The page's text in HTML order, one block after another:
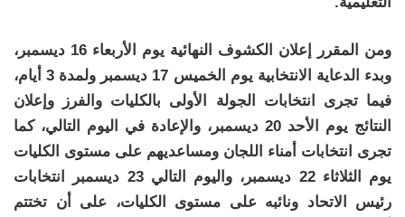
ومن المقرر إعلان الكشوف النهائية يوم الأربعاء 16 ديسمبر،
وبدء الدعاية الانتخابية يوم الخميس 17 ديسمبر ولمدة 3 أيام،
فيما تجرى انتخابات الجولة الأولى بالكليات والفرز وإعلان
النتائج يوم الأحد 20 ديسمبر، والإعادة في اليوم التالي، كما
تجرى انتخابات أمناء اللجان ومساعديهم على مستوى الكليات
يوم الثلاثاء 22 ديسمبر، واليوم التالي 23 ديسمبر انتخابات
رئيس الاتحاد ونائبه على مستوى الكليات، على أن تختتم